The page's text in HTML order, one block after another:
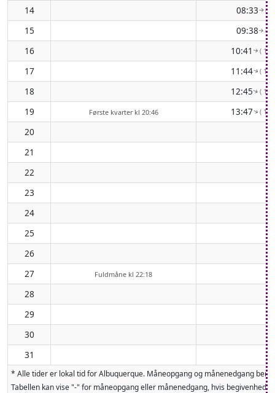
14 08:33↑ (
15 09:38↑ (
16 10:41 ↑(
17 11:44↑(
18 12:45↑(
19 Første kvarter kl 20:46 13:47↑(
20
21
22
23
24
25
26
27
Fuldmåne kl 22:18
28
29
30
31
* Alle tider er lokal tid for Albuquerque. Måneopgang og månenedgang
Tabellen kan vise "-" for måneopgang eller månenedgang, hvis